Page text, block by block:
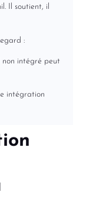
Il soutient, il
:
intégré peut
intégration